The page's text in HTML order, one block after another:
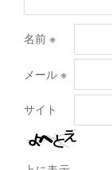
名前 ※
メール ※
サイト